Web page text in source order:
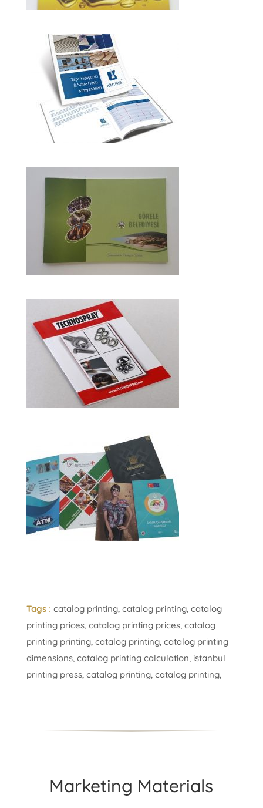
Tags : catalog printing, catalog printing, catalog
printing prices, catalog printing prices, catalog
printing printing, catalog printing, catalog printing
dimensions, catalog printing calculation, istanbul
printing press, catalog printing, catalog printing,
Marketing Materials